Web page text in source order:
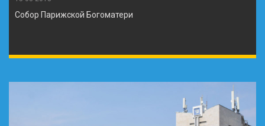
Собор Парижской Богоматери